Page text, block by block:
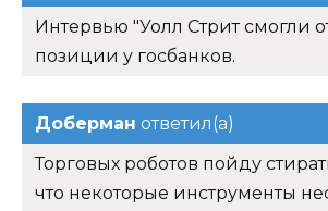
Интервью "Уолл Стрит смогли
позиции у госбанков.
Доберман ответил(а)
Торговых роботов пойду
что некоторые инструменты